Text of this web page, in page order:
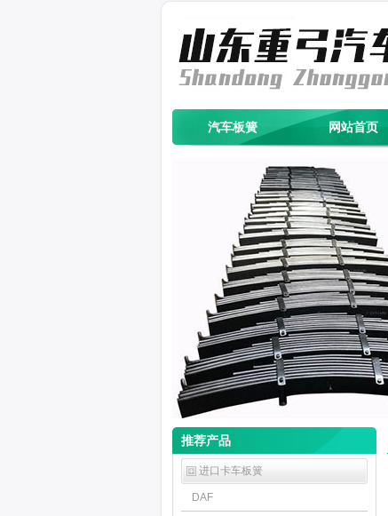
汽车板簧 网站首页
推荐产品
进口卡车板簧
DAF